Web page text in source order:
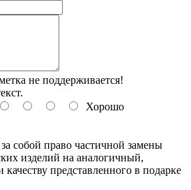
не поддерживается!
Хорошо
собой право частичной замены
изделий на аналогичный,
представленного в подарке